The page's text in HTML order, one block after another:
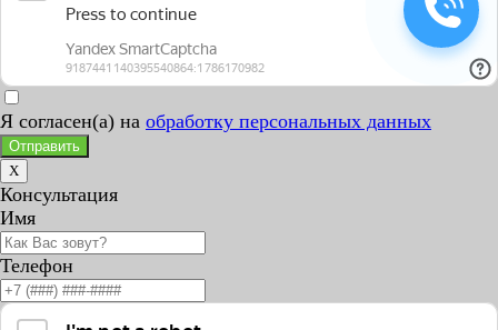
Я согласен(а) на обработку персональных данных
Отправить
X
Консультация
Имя
Телефон